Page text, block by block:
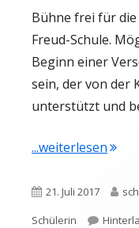
Bühne frei für die
Freud-Schule.
Beginn einer
sein, der von der
unterstützt und
...weiterlesen
Veröffentlicht
am
21. Juli 2017
Schülerin